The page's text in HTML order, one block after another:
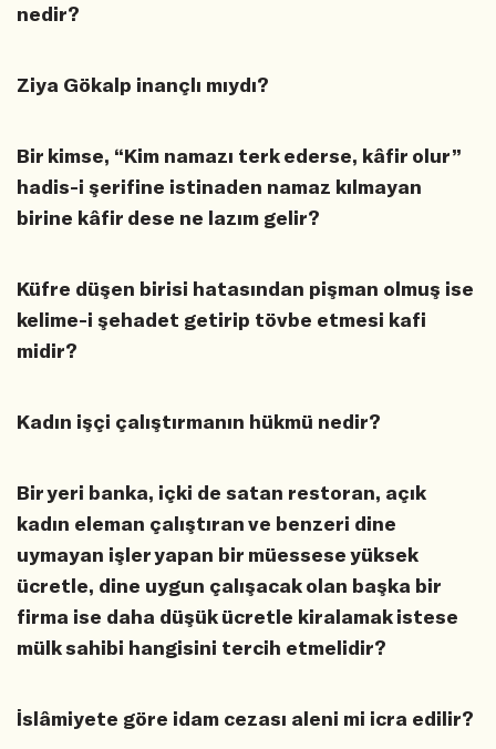
nedir?
Ziya Gökalp inançlı mıydı?
Bir kimse, “Kim namazı terk ederse, kâfir olur”
hadis-i şerifine istinaden namaz kılmayan
birine kâfir dese ne lazım gelir?
Küfre düşen birisi hatasından pişman olmuş ise
kelime-i şehadet getirip tövbe etmesi kafi
midir?
Kadın işçi çalıştırmanın hükmü nedir?
Bir yeri banka, içki de satan restoran, açık
kadın eleman çalıştıran ve benzeri dine
uymayan işler yapan bir müessese yüksek
ücretle, dine uygun çalışacak olan başka bir
firma ise daha düşük ücretle kiralamak istese
mülk sahibi hangisini tercih etmelidir?
İslâmiyete göre idam cezası aleni mi icra edilir?